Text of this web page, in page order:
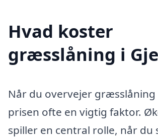
Hvad koster
græsslåning i
Når du overvejer græsslåning
prisen ofte en vigtig faktor.
spiller en central rolle, når du